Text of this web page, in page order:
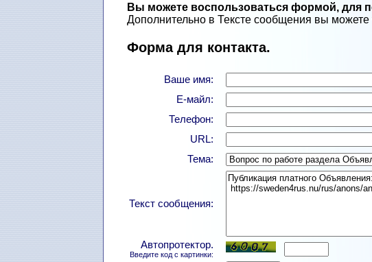
Вы можете воспользоваться формой, для
Дополнительно в Тексте сообщения вы можете
Форма для контакта.
Ваше имя:
Е-майл:
Телефон:
URL:
Тема:
Текст сообщения:
Автопротектор.
Введите код с картинки: